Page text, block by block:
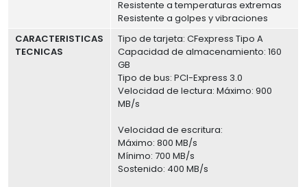
Resistente a temperaturas extremas
Resistente a golpes y vibraciones
CARACTERISTICAS
TECNICAS
Tipo de tarjeta: CFexpress Tipo A
Capacidad de almacenamiento: 160
GB
Tipo de bus: PCI-Express 3.0
Velocidad de lectura: Máximo: 900
MB/s
Velocidad de escritura:
Máximo: 800 MB/s
Mínimo: 700 MB/s
Sostenido: 400 MB/s